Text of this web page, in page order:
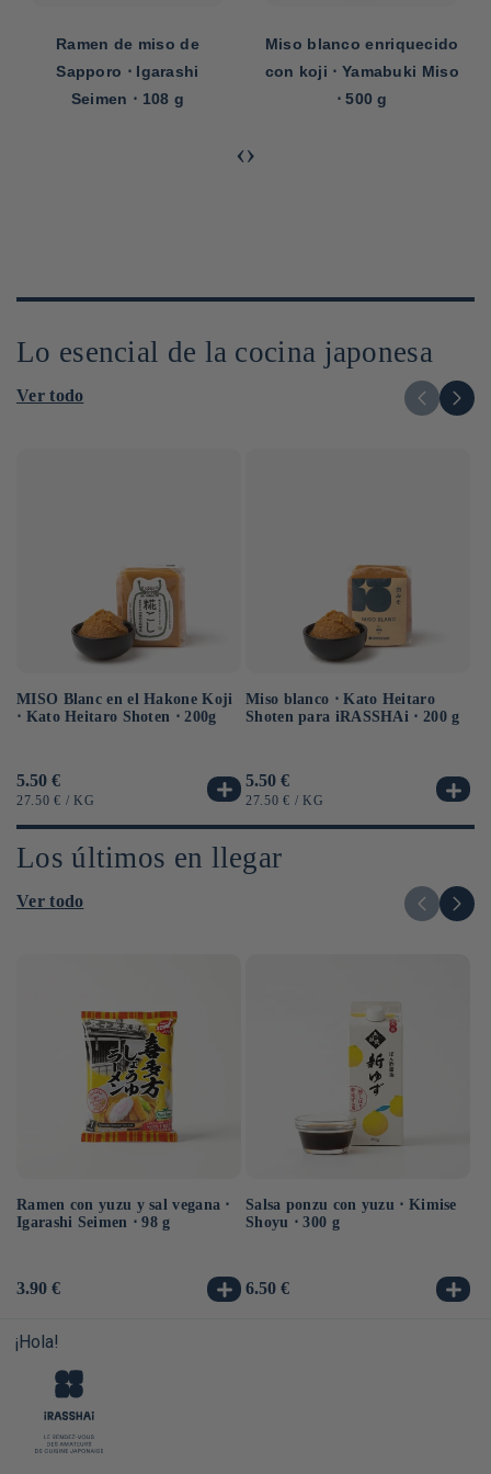
Ramen de miso de
Sapporo ⋅ Igarashi
Seimen ⋅ 108 g
Miso blanco enriquecido
con koji ⋅ Yamabuki Miso
⋅ 500 g
‹›
Lo esencial de la cocina japonesa
Ver todo
MISO Blanc en el Hakone Koji
⋅ Kato Heitaro Shoten ⋅ 200g
Precio
habitual
5.50 €
PRECIO
27.50 € / POR
KG
Miso blanco ⋅ Kato Heitaro
Shoten para iRASSHAi ⋅ 200 g
Precio
habitual
5.50 €
PRECIO
27.50 € / POR
KG
Los últimos en llegar
Ver todo
Ramen con yuzu y sal vegana ⋅
Igarashi Seimen ⋅ 98 g
Precio
3.90 €
Salsa ponzu con yuzu ⋅ Kimise
Shoyu ⋅ 300 g
Precio
6.50 €
¡Hola!